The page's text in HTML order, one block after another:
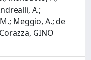
A.;
Meggio, A.; de
GINO